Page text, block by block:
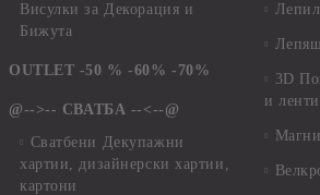
Висулки за Декорация и
Бижута
OUTLET -50 % -60% -70%
@-->-- СВАТБА --<--@
Сватбени Декупажни
хартии, дизайнерски хартии,
картони
3D
и ленти